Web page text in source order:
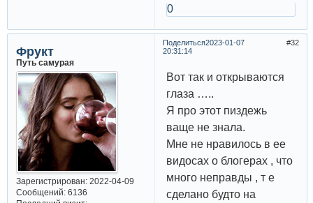
0
Поделиться 32
2023-01-07
20:31:14
Фрукт
Путь самурая
Зарегистрирован: 2022-04-09
Сообщений:6136
Вот так и открываются
глаза …..
Я про этот пиздежь
ваще не знала.
Мне не нравилось в ее
видосах о блогерах , что
много неправды , т е
сделано будто на